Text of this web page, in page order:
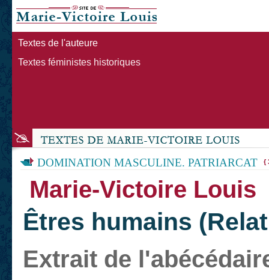
Textes de l'auteure
Textes féministes historiques
DOMINATION MASCULINE. PATRIARCAT {
Marie-Victoire Louis
Êtres humains
Extrait de